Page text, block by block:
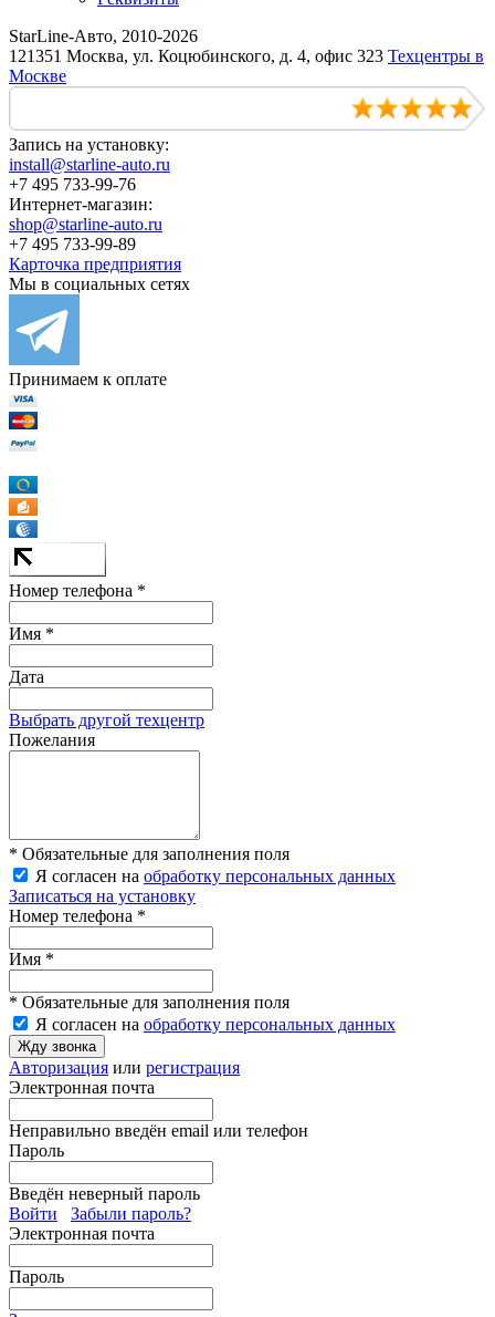
StarLine-Авто, 2010-2026
121351 Москва, ул. Коцюбинского, д. 4, офис 323 Техцентры в
Москве
Запись на установку:
install@starline-auto.ru
+7 495 733-99-76
Интернет-магазин:
shop@starline-auto.ru
+7 495 733-99-89
Карточка предприятия
Мы в социальных сетях
Принимаем к оплате
Номер телефона *
Имя *
Дата
Выбрать другой техцентр
Пожелания
* Обязательные для заполнения поля
Я согласен на обработку персональных данных
Записаться на установку
Номер телефона *
Имя *
* Обязательные для заполнения поля
Я согласен на обработку персональных данных
Жду звонка
Авторизация или регистрация
Электронная почта
Неправильно введён email или телефон
Пароль
Введён неверный пароль
Войти
Забыли пароль?
Электронная почта
Пароль